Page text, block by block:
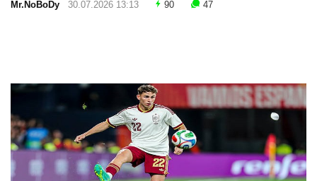
Mr.NoBoDy 30.07.2026 13:13 90 47